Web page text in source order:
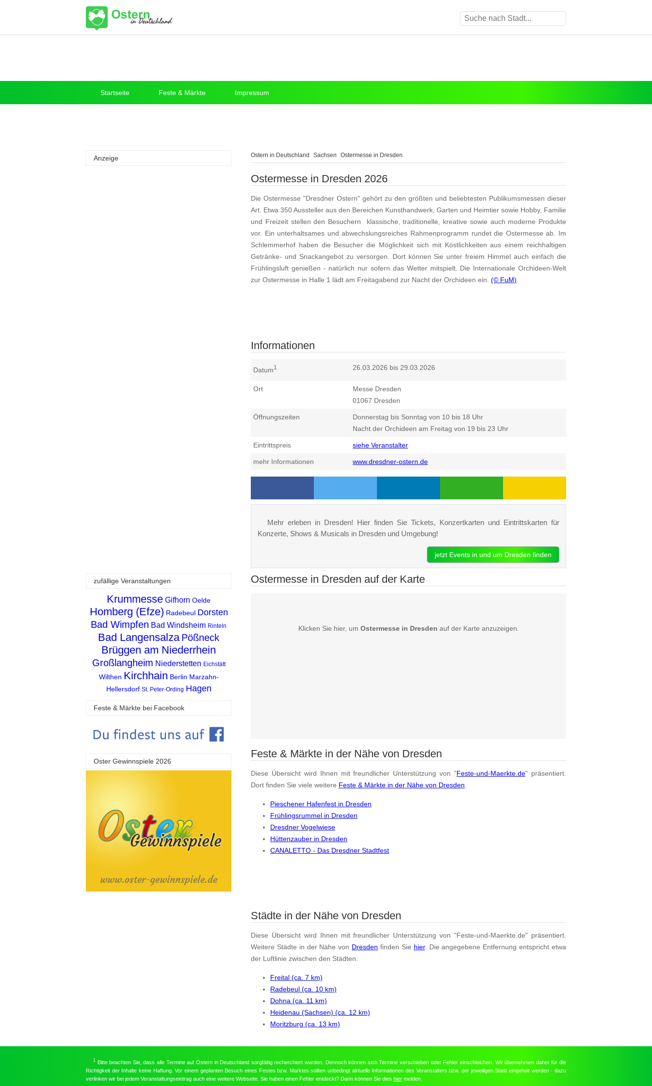
Startseite Feste & Märkte Impressum
Ostern in Deutschland Sachsen Ostermesse in Dresden
Ostermesse in Dresden 2026
Die Ostermesse "Dresdner Ostern" gehört zu den größten und beliebtesten Publikumsmessen dieser
Art. Etwa 350 Aussteller aus den Bereichen Kunsthandwerk, Garten und Heimtier sowie Hobby, Familie
und Freizeit stellen den Besuchern klassische, traditionelle, kreative sowie auch moderne Produkte
vor. Ein unterhaltsames und abwechslungsreiches Rahmenprogramm rundet die Ostermesse ab. Im
Schlemmerhof haben die Besucher die Möglichkeit sich mit Köstlichkeiten aus einem reichhaltigen
Getränke- und Snackangebot zu versorgen. Dort können Sie unter freiem Himmel auch einfach die
Frühlingsluft genießen - natürlich nur sofern das Wetter mitspielt. Die Internationale Orchideen-Welt
zur Ostermesse in Halle 1 lädt am Freitagabend zur Nacht der Orchideen ein. (© FuM)
Informationen
Datum1 26.03.2026 bis 29.03.2026
Ort
Messe Dresden
01067 Dresden
Öffnungszeiten
Donnerstag bis Sonntag von 10 bis 18 Uhr
Nacht der Orchideen am Freitag von 19 bis 23 Uhr
Eintrittspreis siehe Veranstalter
mehr Informationen www.dresdner-ostern.de
Mehr erleben in Dresden! Hier finden Sie Tickets, Konzertkarten und Eintrittskarten für
Konzerte, Shows & Musicals in Dresden und Umgebung!
jetzt Events in und um Dresden finden
Anzeige
Ostermesse in Dresden auf der Karte
Klicken Sie hier, um Ostermesse in Dresden auf der Karte anzuzeigen.
Feste & Märkte in der Nähe von Dresden
Diese Übersicht wird Ihnen mit freundlicher Unterstützung von "Feste-und-Maerkte.de" präsentiert.
Dort finden Sie viele weitere Feste & Märkte in der Nähe von Dresden
Pieschener Hafenfest in Dresden
Frühlingsrummel in Dresden
Dresdner Vogelwiese
Hüttenzauber in Dresden
CANALETTO - Das Dresdner Stadtfest
Städte in der Nähe von Dresden
Diese Übersicht wird Ihnen mit freundlicher Unterstützung von "Feste-und-Maerkte.de" präsentiert.
Weitere Städte in der Nähe von Dresden finden Sie hier. Die angegebene Entfernung entspricht etwa
der Luftlinie zwischen den Städten.
Freital (ca. 7 km)
Radebeul (ca. 10 km)
Dohna (ca. 11 km)
Heidenau (Sachsen) (ca. 12 km)
Moritzburg (ca. 13 km)
zufällige Veranstaltungen
Krummesse Gifhorn Oelde
Homberg (Efze) Radebeul Dorsten
Bad Wimpfen Bad Windsheim Rinteln
Bad Langensalza Pößneck
Brüggen am Niederrhein
Großlangheim Niederstetten Eichstätt
Wilthen Kirchhain Berlin Marzahn-
Hellersdorf St. Peter-Ording Hagen
Feste & Märkte bei Facebook
Oster Gewinnspiele 2026
1 Bitte beachten Sie, dass alle Termine auf Ostern in Deutschland sorgfältig recherchiert wurden. Dennoch können sich Termine verschieben oder Fehler einschleichen. Wir übernehmen daher für die
Richtigkeit der Inhalte keine Haftung. Vor einem geplanten Besuch eines Festes bzw. Marktes sollten unbedingt aktuelle Informationen des Veranstalters bzw. der jeweiligen Stadt eingeholt werden - dazu
verlinken wir bei jedem Veranstaltungseintrag auch eine weitere Webseite. Sie haben einen Fehler entdeckt? Dann können Sie dies hier melden.